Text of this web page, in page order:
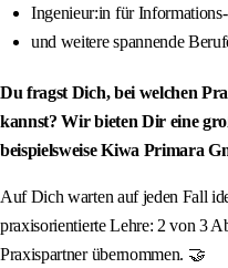
Ingenieur:in für
und weitere spannende
Du fragst Dich, bei welchen
kannst? Wir bieten Dir eine
beispielsweise Kiwa Primara
Auf Dich warten auf jeden Fall
praxisorientierte Lehre: 2 von 3
Praxispartner übernommen. 🤝